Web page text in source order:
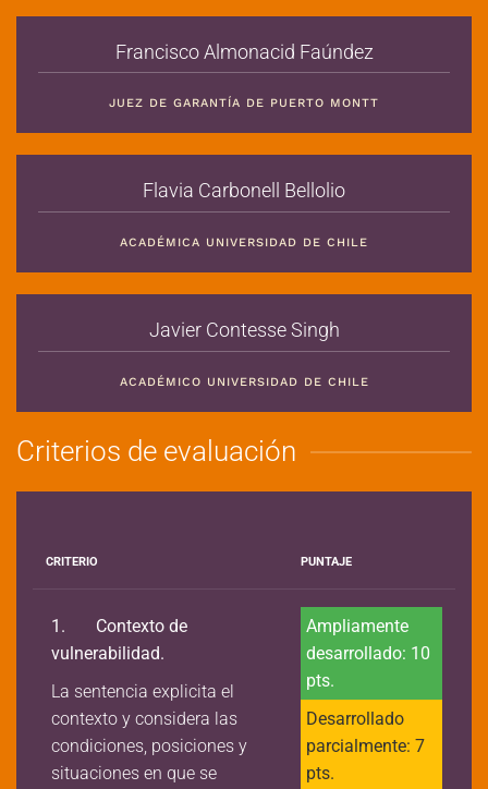
Francisco Almonacid Faúndez
JUEZ DE GARANTÍA DE PUERTO MONTT
Flavia Carbonell Bellolio
ACADÉMICA UNIVERSIDAD DE CHILE
Javier Contesse Singh
ACADÉMICO UNIVERSIDAD DE CHILE
Criterios de evaluación
CRITERIO PUNTAJE
1. Contexto de
vulnerabilidad.
La sentencia explicita el
contexto y considera las
condiciones, posiciones y
situaciones en que se
Ampliamente
desarrollado: 10
pts.
Desarrollado
parcialmente: 7
pts.